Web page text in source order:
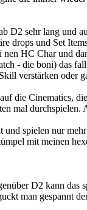
D2 sehr lang und
drops und Set
nen HC Char und
- die boni) das
verstärken oder
die Cinematics,
mal
spielen nur
mit meinen
D2 kann
man gespannt